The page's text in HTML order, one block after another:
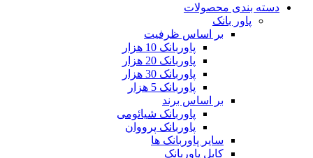
دسته بندی محصولات
پاور بانک
بر اساس ظرفیت
پاوربانک 10 هزار
پاوربانک 20 هزار
پاوربانک 30 هزار
پاوربانک 5 هزار
بر اساس برند
پاوربانک شیائومی
پاوربانک پرووان
سایر پاوربانک ها
کابل پاوربانک